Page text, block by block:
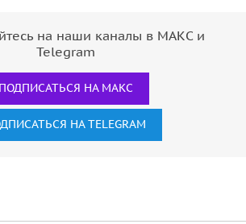
на наши каналы в МАКС и
Telegram
ПОДПИСАТЬСЯ НА МАКС
НА TELEGRAM